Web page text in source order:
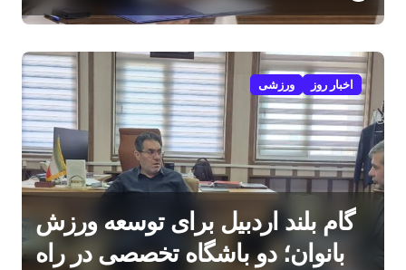
اخبار روز ورزشی
گام بلند اردبیل برای توسعه ورزش
بانوان؛ دو باشگاه تخصصی در راه